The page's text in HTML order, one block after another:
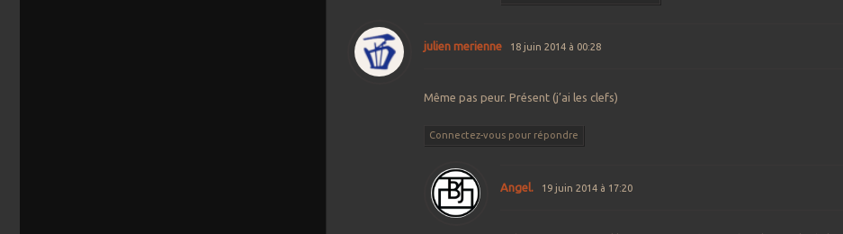
julien merienne 18 juin 2014 à 00:28
Même pas peur. Présent (j’ai les clefs)
Connectez-vous pour répondre
Angel. 19 juin 2014 à 17:20